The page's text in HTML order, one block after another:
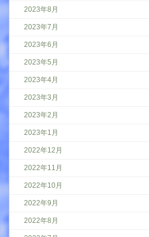
2023年8月
2023年7月
2023年6月
2023年5月
2023年4月
2023年3月
2023年2月
2023年1月
2022年12月
2022年11月
2022年10月
2022年9月
2022年8月